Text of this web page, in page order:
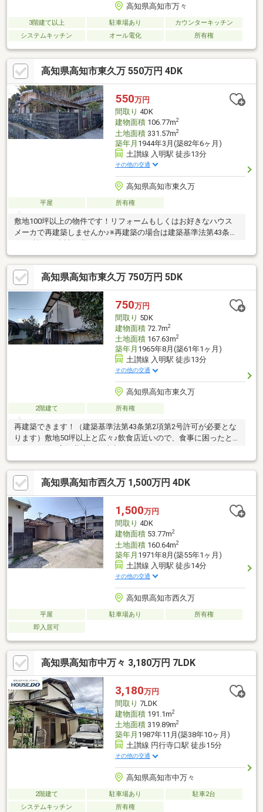
高知県高知市万々
3階建て以上 駐車場あり
カウンターキッチン
システムキッチン
オール電化 所有権
高知県高知市東久万 550万円 4DK
550万円
間取り 4DK
建物面積106.77m2
土地面積331.57m2
築年月 1944年3月(築82年6ヶ月)
土讃線 入明駅 徒歩13分
その他の交通
高知県高知市東久万
平屋 所有権
敷地100坪以上の物件です！リフォームもしくはお好きなハウス
メーカで再建築しませんか♪※再建築の場合は建築基準法第43条第
高知県高知市東久万 750万円 5DK
750万円
間取り 5DK
建物面積72.7m2
土地面積167.63m2
築年月 1965年8月(築61年1ヶ月)
土讃線 入明駅 徒歩13分
その他の交通
高知県高知市東久万
2階建て 所有権
再建築できます！（建築基準法第43条第2項第2号許可が必要とな
ります）敷地50坪以上と広々♪飲食店近いので、食事に困ったと
高知県高知市西久万 1,500万円 4DK
1,500万円
間取り 4DK
建物面積53.77m2
土地面積160.64m2
築年月 1971年8月(築55年1ヶ月)
土讃線 入明駅 徒歩14分
その他の交通
高知県高知市西久万
平屋 駐車場あり
所有権
即入居可
高知県高知市中万々 3,180万円 7LDK
3,180万円
間取り 7LDK
建物面積191.1m2
土地面積319.89m2
築年月 1987年11月(築38年10ヶ月)
土讃線 円行寺口駅 徒歩15分
その他の交通
高知県高知市中万々
2階建て 駐車場あり
駐車2台
システムキッチン
所有権